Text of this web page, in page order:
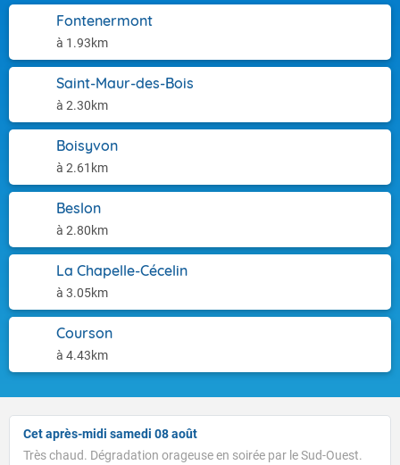
Fontenermont
à 1.93km
Saint-Maur-des-Bois
à 2.30km
Boisyvon
à 2.61km
Beslon
à 2.80km
La Chapelle-Cécelin
à 3.05km
Courson
à 4.43km
Cet après-midi samedi 08 août
Très chaud. Dégradation orageuse en soirée par le Sud-Ouest.